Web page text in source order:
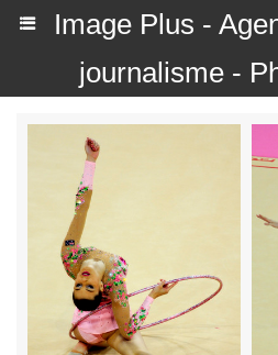
Image Plus -
journalisme -